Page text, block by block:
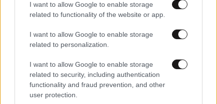
I want to allow Google to enable storage
related to functionality of the website or app.
I want to allow Google to enable storage
related to personalization.
I want to allow Google to enable storage
related to security, including authentication
functionality and fraud prevention, and other
user protection.
24·06·2025 09:17
Οι Μικρές Κυκλάδες ανάμεσα στους δέκα